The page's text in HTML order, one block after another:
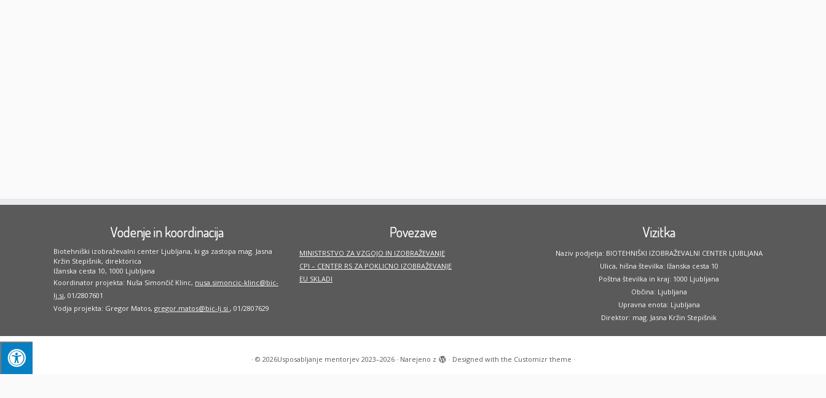
Vodenje in koordinacija
Biotehniški izobraževalni center Ljubljana, ki ga zastopa mag. Jasna
Kržin Stepišnik, direktorica
Ižanska cesta 10, 1000 Ljubljana
Koordinator projekta: Nuša Simončič Klinc, nusa.simoncic-klinc@bic-
lj.si, 01/2807601
Vodja projekta: Gregor Matos, gregor.matos@bic-lj.si , 01/2807629
Povezave
MINISTRSTVO ZA VZGOJO IN IZOBRAŽEVANJE
CPI – CENTER RS ZA POKLICNO IZOBRAŽEVANJE
EU SKLADI
Vizitka
Naziv podjetja: BIOTEHNIŠKI IZOBRAŽEVALNI CENTER LJUBLJANA
Ulica, hišna številka: Ižanska cesta 10
Poštna številka in kraj: 1000 Ljubljana
Občina: Ljubljana
Upravna enota: Ljubljana
Direktor: mag. Jasna Kržin Stepišnik
· © 2026Usposabljanje mentorjev 2023–2026· Narejeno z · Designed with the Customizr theme ·